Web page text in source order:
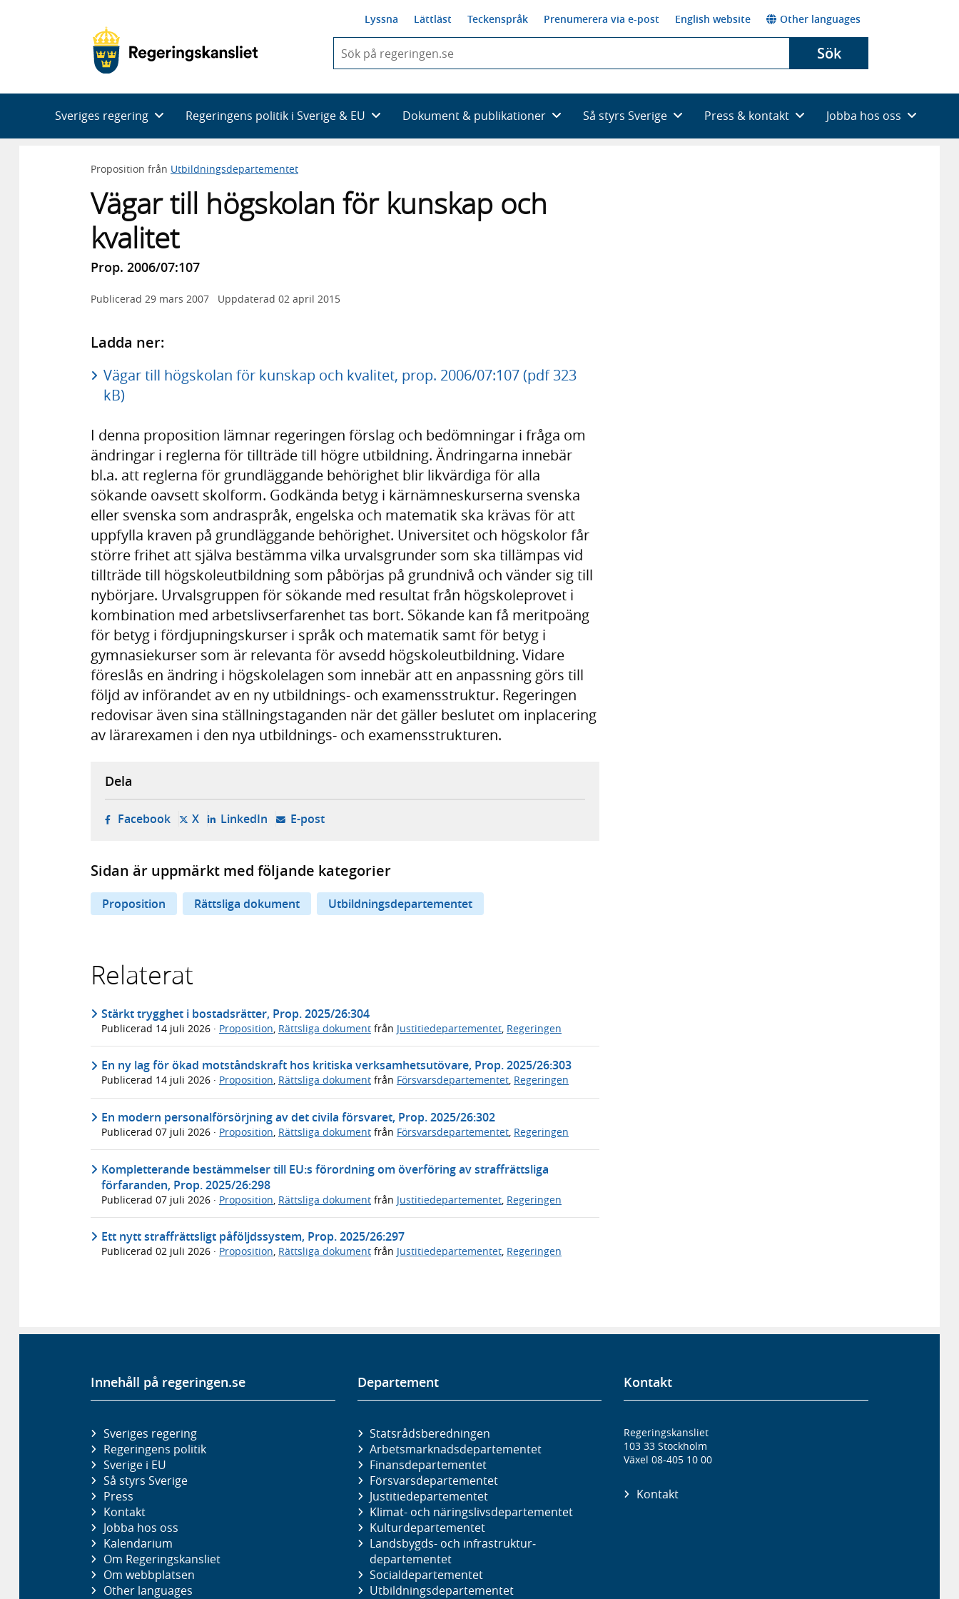
Lyssna Lättläst Teckenspråk Prenumerera via e-post English website Other languages
du
skriva
framträder
en
Sök
Sveriges regering Regeringens politik i Sverige & EU Dokument & publikationer Så styrs Sverige Press & kontakt Jobba hos oss
Proposition från Utbildningsdepartementet
Vägar till högskolan för kunskap och
kvalitet
Prop. 2006/07:107
Publicerad 29 mars 2007 Uppdaterad 02 april 2015
Ladda ner:
Vägar till högskolan för kunskap och kvalitet, prop. 2006/07:107 (pdf 323
kB)
I denna proposition lämnar regeringen förslag och bedömningar i fråga om
ändringar i reglerna för tillträde till högre utbildning. Ändringarna innebär
bl.a. att reglerna för grundläggande behörighet blir likvärdiga för alla
sökande oavsett skolform. Godkända betyg i kärnämneskurserna svenska
eller svenska som andraspråk, engelska och matematik ska krävas för att
uppfylla kraven på grundläggande behörighet. Universitet och högskolor får
större frihet att själva bestämma vilka urvalsgrunder som ska tillämpas vid
tillträde till högskoleutbildning som påbörjas på grundnivå och vänder sig till
nybörjare. Urvalsgruppen för sökande med resultat från högskoleprovet i
kombination med arbetslivserfarenhet tas bort. Sökande kan få meritpoäng
för betyg i fördjupningskurser i språk och matematik samt för betyg i
gymnasiekurser som är relevanta för avsedd högskoleutbildning. Vidare
föreslås en ändring i högskolelagen som innebär att en anpassning görs till
följd av införandet av en ny utbildnings- och examensstruktur. Regeringen
redovisar även sina ställningstaganden när det gäller beslutet om inplacering
av lärarexamen i den nya utbildnings- och examensstrukturen.
Dela
Facebook- öppnas i ny flik, extern webbplats,
X- öppnas i ny flik, extern webbplats,
LinkedIn- öppnas i ny flik, extern webbplats,
E-post- öppnar din e-postklient,
Sidan är uppmärkt med följande kategorier
Proposition Rättsliga dokument Utbildningsdepartementet
Relaterat
Stärkt trygghet i bostadsrätter, Prop. 2025/26:304
Publicerad 14 juli 2026 · Proposition Rättsliga dokument från Justitiedepartementet Regeringen
En ny lag för ökad motståndskraft hos kritiska verksamhetsutövare, Prop. 2025/26:303
Publicerad 14 juli 2026 · Proposition, Rättsliga dokument från Försvarsdepartementet, Regeringen
En modern personalförsörjning av det civila försvaret, Prop. 2025/26:302
Publicerad 07 juli 2026 · Proposition, Rättsliga dokument från Försvarsdepartementet, Regeringen
Kompletterande bestämmelser till EU:s förordning om överföring av straffrättsliga
förfaranden, Prop. 2025/26:298
Publicerad 07 juli 2026 · Proposition Rättsliga dokument från Justitiedepartementet Regeringen
Ett nytt straffrättsligt påföljdssystem, Prop. 2025/26:297
Publicerad 02 juli 2026 · Proposition, Rättsliga dokument från Justitiedepartementet, Regeringen
Innehåll på regeringen.se
Sveriges regering
Regeringens politik
Sverige i EU
Så styrs Sverige
Press
Kontakt
Jobba hos oss
Kalendarium
Om Regeringskansliet
Om webbplatsen
Other languages
Departement
Statsrådsberedningen
Arbetsmarknads­departementet
Finans­departementet
Försvars­departementet
Justitie­departementet
Klimat- och näringslivs­departementet
Kultur­departementet
Landsbygds- och infrastruktur­
departementet
Social­departementet
Utbildnings­departementet
Kontakt
Regeringskansliet
103 33 Stockholm
Växel 08-405 10 00
Kontakt